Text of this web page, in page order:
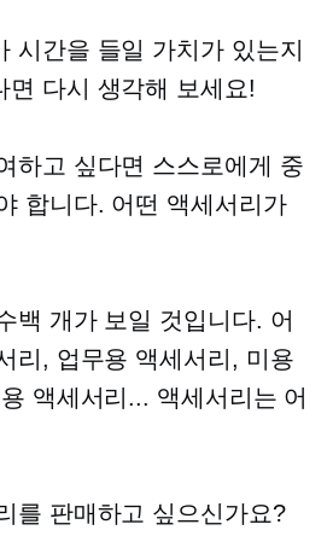
시간을 들일 가치가 있는지
면 다시 생각해 보세요!
하고 싶다면 스스로에게 중
합니다. 어떤 액세서리가
백 개가 보일 것입니다. 어
리, 업무용 액세서리, 미용
액세서리... 액세서리는 어
를 판매하고 싶으신가요?